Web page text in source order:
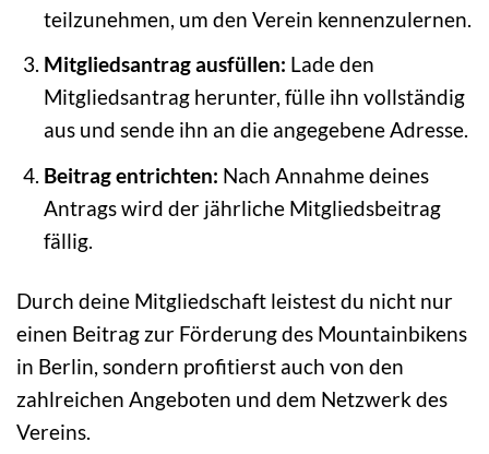
teilzunehmen, um den Verein kennenzulernen.
Mitgliedsantrag ausfüllen: Lade den
Mitgliedsantrag herunter, fülle ihn vollständig
aus und sende ihn an die angegebene Adresse.
Beitrag entrichten: Nach Annahme deines
Antrags wird der jährliche Mitgliedsbeitrag
fällig.
Durch deine Mitgliedschaft leistest du nicht nur
einen Beitrag zur Förderung des Mountainbikens
in Berlin, sondern profitierst auch von den
zahlreichen Angeboten und dem Netzwerk des
Vereins.